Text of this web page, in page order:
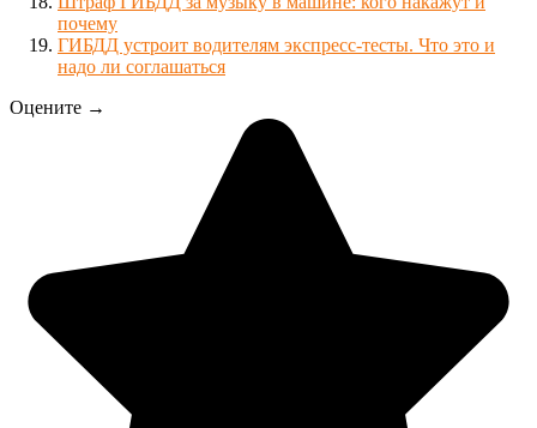
почему
ГИБДД устроит водителям экспресс-тесты. Что это и
надо ли соглашаться
Оцените →